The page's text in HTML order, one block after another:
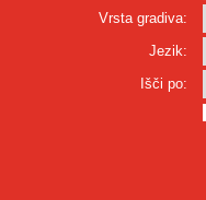
Vrsta gradiva:
Jezik:
Išči po: